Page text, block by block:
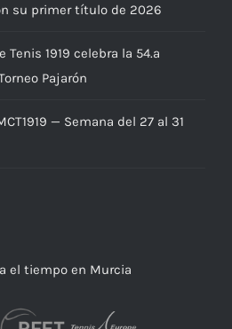
su primer título de 2026
Tenis 1919 celebra la 54.ª
Pajarón
— Semana del 27 al 31
el tiempo en Murcia